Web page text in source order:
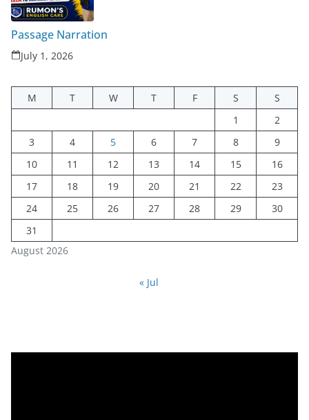
Passage Narration
July 1, 2026
August 2026
M T W T F S
S
1
2
3
4 5 6 7 8
9
10
11 12 13 14 15
16
17
18 19 20 21 22
23
24
25 26 27 28 29
30
31
« Jul